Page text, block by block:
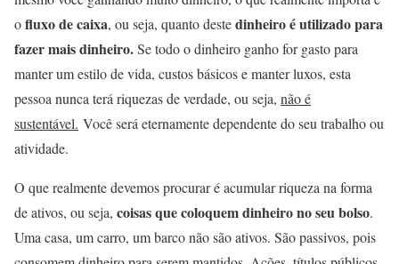
ofluxo de caixa, ou seja, quanto destedinheiro é utilizado para
fazer mais dinheiro.Se todo o dinheiro ganho for gasto para
manter um estilo de vida, custos básicos e manter luxos, esta
pessoa nunca terá riquezas de verdade, ou seja, não é
sustentável. Você será eternamente dependente do seu trabalho ou
atividade.
O que realmente devemos procurar é acumular riqueza na forma
de ativos, ou seja, coisas que coloquem dinheiro no seu bolso.
Uma casa, um carro, um barco não são ativos. São passivos, pois